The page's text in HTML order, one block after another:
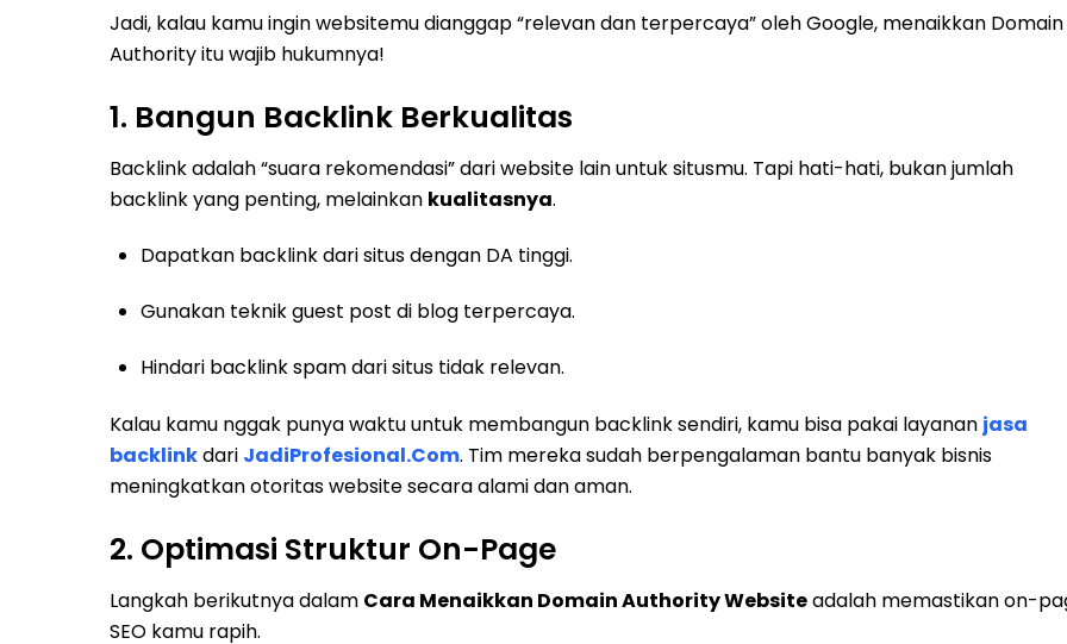
Jadi, kalau kamu ingin websitemu dianggap “relevan dan terpercaya” oleh Google, menaikkan Domain
Authority itu wajib hukumnya!
1. Bangun Backlink Berkualitas
Backlink adalah “suara rekomendasi” dari website lain untuk situsmu. Tapi hati-hati, bukan jumlah
backlink yang penting, melainkan kualitasnya.
Dapatkan backlink dari situs dengan DA tinggi.
Gunakan teknik guest post di blog terpercaya.
Hindari backlink spam dari situs tidak relevan.
Kalau kamu nggak punya waktu untuk membangun backlink sendiri, kamu bisa pakai layanan jasa
backlinkdari JadiProfesional.Com. Tim mereka sudah berpengalaman bantu banyak bisnis
meningkatkan otoritas website secara alami dan aman.
2. Optimasi Struktur On-Page
Langkah berikutnya dalam Cara Menaikkan Domain Authority Websiteadalah memastikan on-
SEO kamu rapih.